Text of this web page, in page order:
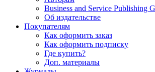
Business and Service Publishing
Об издательстве
Покупателям
Как оформить заказ
Как оформить подписку
Где купить?
Доп. материалы